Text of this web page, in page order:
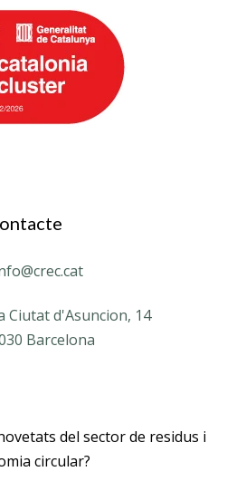
Ciutat d'Asuncion, 14
Barcelona
del sector de residus i
circular?